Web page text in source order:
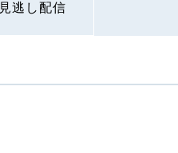
見逃し配信